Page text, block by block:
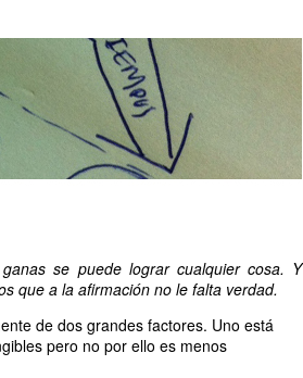
se puede lograr cualquier cosa. Y
que a la afirmación no le falta verdad.
de dos grandes factores. Uno está
pero no por ello es menos